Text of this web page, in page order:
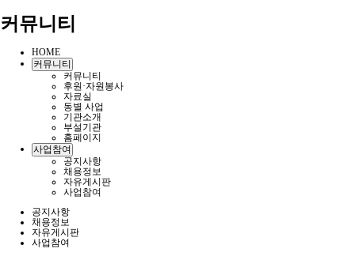
커뮤니티
HOME
커뮤니티
커뮤니티
후원·자원봉사
자료실
동별 사업
기관소개
부설기관
홈페이지
사업참여
공지사항
채용정보
자유게시판
사업참여
공지사항
채용정보
자유게시판
사업참여